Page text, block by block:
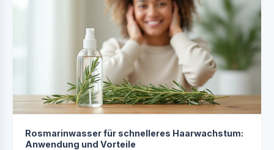
Rosmarinwasser für schnelleres Haarwachstum:
Anwendung und Vorteile